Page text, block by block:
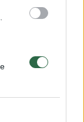
— sekti